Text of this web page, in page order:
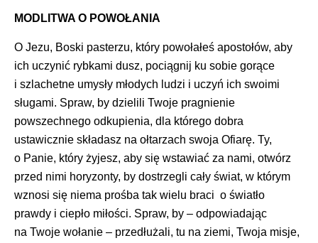
MODLITWA O POWOŁANIA
O Jezu, Boski pasterzu, który powołałeś apostołów, aby
ich uczynić rybkami dusz, pociągnij ku sobie gorące
i szlachetne umysły młodych ludzi i uczyń ich swoimi
sługami. Spraw, by dzielili Twoje pragnienie
powszechnego odkupienia, dla którego dobra
ustawicznie składasz na ołtarzach swoja Ofiarę. Ty,
o Panie, który żyjesz, aby się wstawiać za nami, otwórz
przed nimi horyzonty, by dostrzegli cały świat, w którym
wznosi się niema prośba tak wielu braci o światło
prawdy i ciepło miłości. Spraw, by – odpowiadając
na Twoje wołanie – przedłużali, tu na ziemi, Twoja misje,